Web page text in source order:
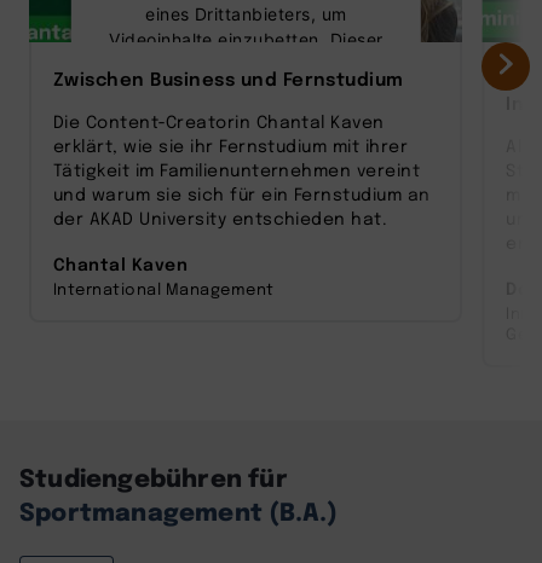
eines Drittanbieters, um
Videoinhalte einzubetten. Dieser
Aktivitäten sammeln. Bitte lesen
Sie die Details durch und stimmen
Sie der Nutzung des Service zu,
um dieses Video anzusehen.
Mehr Informationen
Zwischen Business und Fernstudium
Die Content‑Creatorin Chantal Kaven
erklärt, wie sie ihr Fernstudium mit ihrer
Tätigkeit im Familienunternehmen vereint
und warum sie sich für ein Fernstudium an
der AKAD University entschieden hat.
Chantal Kaven
International Management
Studiengebühren für
Sportmanagement (B.A.)